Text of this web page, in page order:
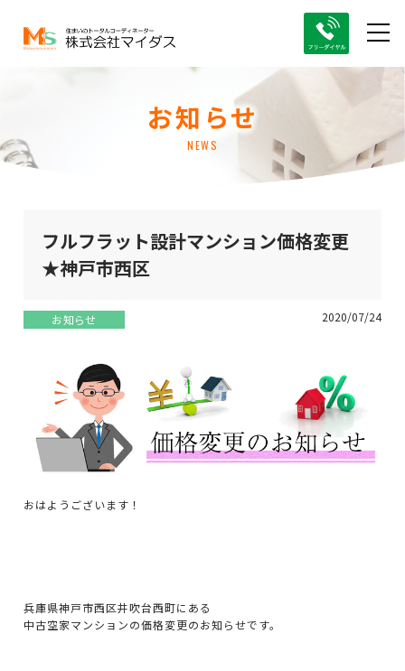
お知らせ
NEWS
フルフラット設計マンション価格変更
★神戸市西区
お知らせ 2020/07/24
おはようございます！
兵庫県神戸市西区井吹台西町にある
中古空家マンションの価格変更のお知らせです。